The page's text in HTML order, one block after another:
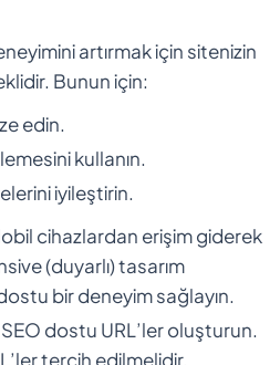
artırmak için sitenizin
Bunun için:
edin.
kullanın.
iyileştirin.
cihazlardan erişim giderek
(duyarlı) tasarım
bir deneyim sağlayın.
dostu URL’ler oluşturun.
tercih edilmelidir.